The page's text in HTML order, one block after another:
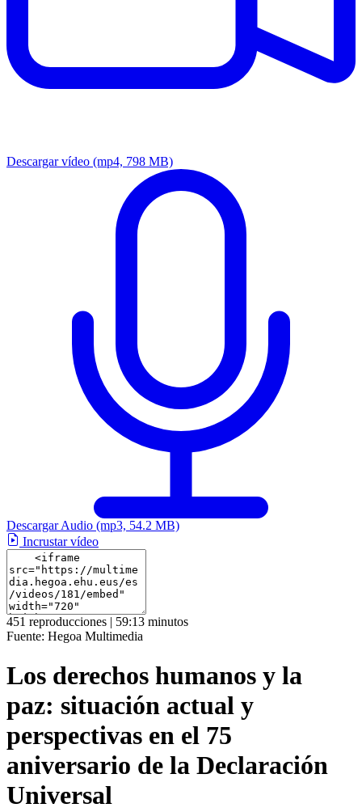
Descargar vídeo (mp4, 798 MB)
Descargar Audio (mp3, 54.2 MB)
Incrustar vídeo
451 reproducciones | 59:13 minutos
Fuente: Hegoa Multimedia
Los derechos humanos y la
paz: situación actual y
perspectivas en el 75
aniversario de la Declaración
Universal